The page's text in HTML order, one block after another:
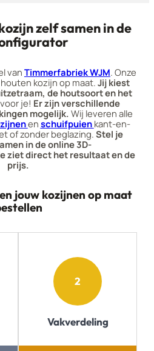
zelf samen in de
van Timmerfabriek WJM. Onze
kozijn op maat. Jij kiest
de houtsoort en het
je! Er zijn verschillende
mogelijk. Wij leveren alle
en schuifpuien kant-en-
of zonder beglazing. Stel je
in de online 3D-
ziet direct het resultaat en de
prijs.
jouw kozijnen op maat
2
Vakverdeling